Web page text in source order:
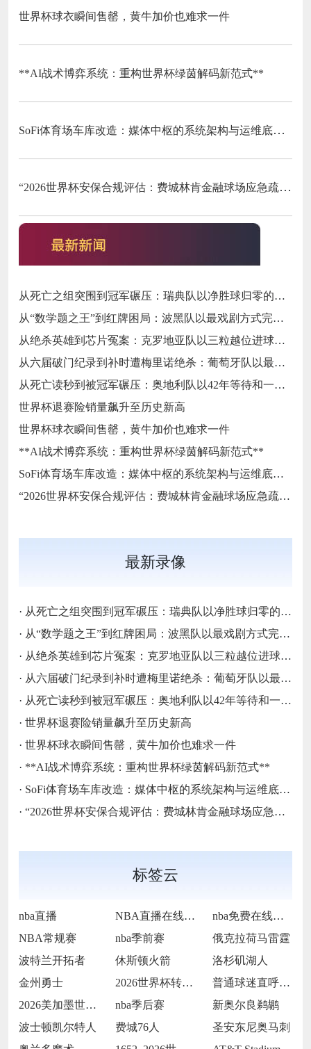
世界杯球衣瞬间售罄，黄牛加价也难求一件
**AI战术博弈系统：重构世界杯绿茵解码新范式**
SoFi体育场车库改造：媒体中枢的系统架构与运维底层逻辑
“2026世界杯安保合规评估：费城林肯金融球场应急疏散通道宽度标准核查”
从死亡之组突围到冠军碾压：瑞典队以净胜球归零的戏剧性和一场大胜告别三十二强
从“数学题之王”到红牌困局：波黑队以最戏剧方式完成首次淘汰赛之旅的哲学课
从绝杀英雄到芯片冤案：克罗地亚队以三粒越位进球和一次头发触球挥别莫德里奇最后一舞
从六届破门纪录到补时遭梅里诺绝杀：葡萄牙队以最残酷方式挥别C罗二十载征途
从死亡读秒到被冠军碾压：奥地利队以42年等待和一场“希区柯克剧本”挥别北美
世界杯退赛险销量飙升至历史新高
世界杯球衣瞬间售罄，黄牛加价也难求一件
**AI战术博弈系统：重构世界杯绿茵解码新范式**
SoFi体育场车库改造：媒体中枢的系统架构与运维底层逻辑
“2026世界杯安保合规评估：费城林肯金融球场应急疏散通道宽度标准核查”
最新录像
· 从死亡之组突围到冠军碾压：瑞典队以净胜球归零的戏剧性和一场大胜告别三十二强
· 从“数学题之王”到红牌困局：波黑队以最戏剧方式完成首次淘汰赛之旅的哲学课
· 从绝杀英雄到芯片冤案：克罗地亚队以三粒越位进球和一次头发触球挥别莫德里奇最后一舞
· 从六届破门纪录到补时遭梅里诺绝杀：葡萄牙队以最残酷方式挥别C罗二十载征途
· 从死亡读秒到被冠军碾压：奥地利队以42年等待和一场“希区柯克剧本”挥别北美
· 世界杯退赛险销量飙升至历史新高
· 世界杯球衣瞬间售罄，黄牛加价也难求一件
· **AI战术博弈系统：重构世界杯绿茵解码新范式**
· SoFi体育场车库改造：媒体中枢的系统架构与运维底层逻辑
· “2026世界杯安保合规评估：费城林肯金融球场应急疏散通道宽度标准核查”
标签云
nba直播 NBA直播在线观看
nba免费在线高清直播
NBA常规赛
nba季前赛
俄克拉荷马雷霆
波特兰开拓者
休斯顿火箭
洛杉矶湖人
金州勇士
2026世界杯转播收费过高
普通球迷直呼看不起
2026美加墨世界杯决赛场地提前封闭维护
nba季后赛
新奥尔良鹈鹕
波士顿凯尔特人
费城76人
圣安东尼奥马刺